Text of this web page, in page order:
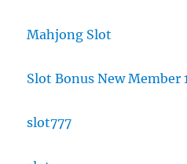
Mahjong Slot
Slot Bonus New Member
slot777